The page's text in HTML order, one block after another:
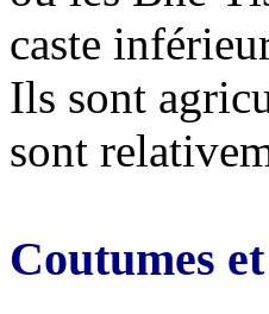
caste
Ils sont
sont
Coutumes